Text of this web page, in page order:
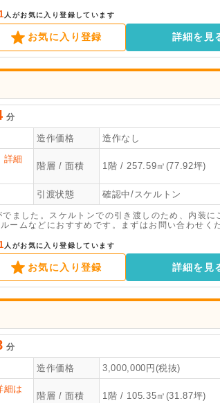
人がお気に入り登録しています
お気に入り登録 詳細を見
分
造作価格 造作なし
詳細
階層 / 面積 1階 / 257.59㎡(77.92坪)
引渡状態 確認中/スケルトン
ました。スケルトンでの引き渡しのため、内装に
ームなどにおすすめです。まずはお問い合わせく
人がお気に入り登録しています
お気に入り登録 詳細を見
分
造作価格 3,000,000円(税抜)
細は
階層 / 面積 1階 / 105.35㎡(31.87坪)